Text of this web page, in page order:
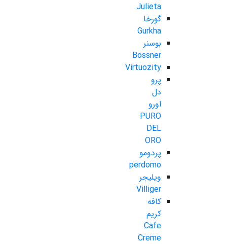
Julieta
گورخا
Gurkha
بوسنر
Bossner
Virtuozity
پرو
دل
اورو
PURO
DEL
ORO
پردومو
perdomo
ویلیجر
Villiger
کافه
کریم
Cafe
Creme